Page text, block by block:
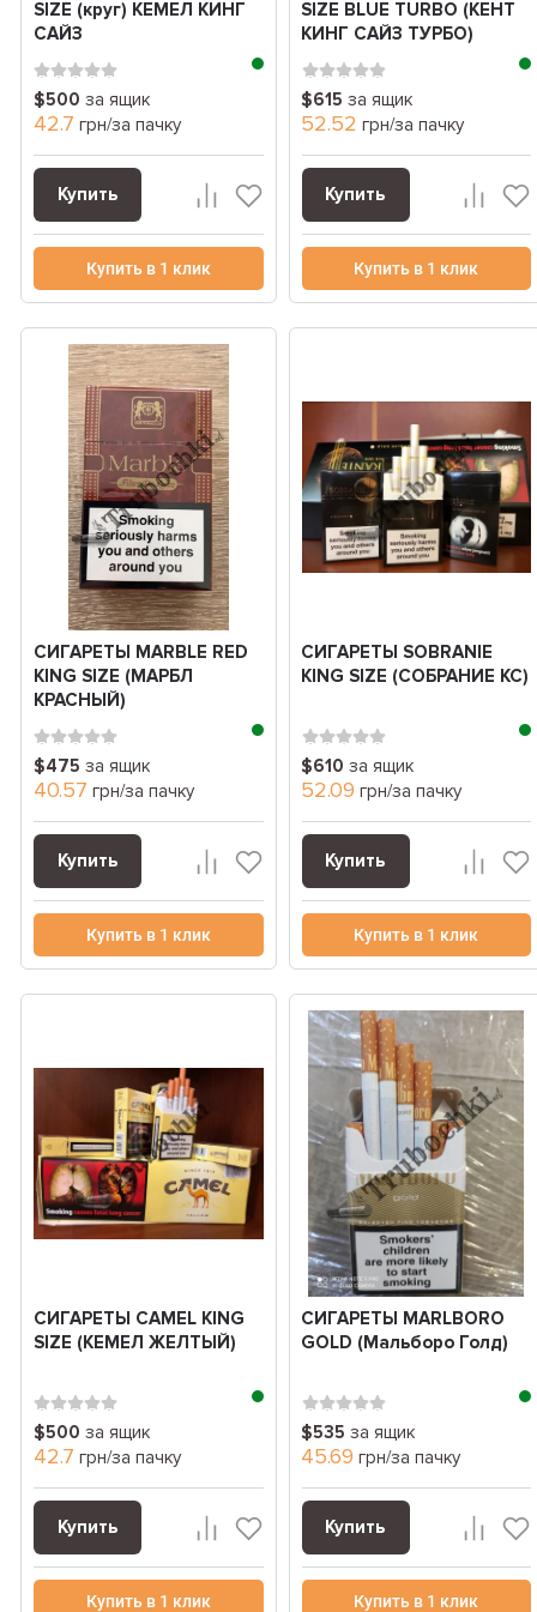
SIZE (круг) КЕМЕЛ КИНГ
САЙЗ
$500 за ящик
42.7 грн/за пачку
Купить
Купить в 1 клик
SIZE BLUE TURBO (КЕНТ
КИНГ САЙЗ ТУРБО)
$615 за ящик
52.52 грн/за пачку
Купить
Купить в 1 клик
СИГАРЕТЫ MARBLE RED
KING SIZE (МАРБЛ
КРАСНЫЙ)
$475 за ящик
40.57 грн/за пачку
Купить
Купить в 1 клик
СИГАРЕТЫ SOBRANIE
KING SIZE (СОБРАНИЕ КС)
$610 за ящик
52.09 грн/за пачку
Купить
Купить в 1 клик
СИГАРЕТЫ CAMEL KING
SIZE (КЕМЕЛ ЖЕЛТЫЙ)
$500 за ящик
42.7 грн/за пачку
Купить
Купить в 1 клик
СИГАРЕТЫ MARLBORO
GOLD (Мальборо Голд)
$535 за ящик
45.69 грн/за пачку
Купить
Купить в 1 клик